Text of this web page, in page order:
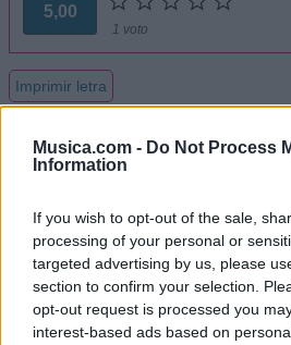
Musica.com - Do Not Process
Information
If you wish to opt-out of the sale,
processing of your personal or
targeted advertising by us, please
section to confirm your selection.
opt-out request is processed you
interest-based ads based on
5,00
1 voto
Imprimir letra
Letra Tu Precio
Letra Te voy hacer feliz